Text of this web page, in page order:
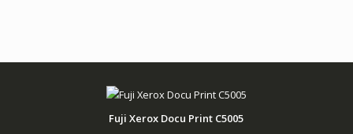
Fuji Xerox Docu Print C5005